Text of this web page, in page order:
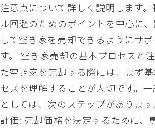
注意点について詳しく説明します
ル回避のためのポイントを中心に
して空き家を売却できるようにサ
す。 空き家売却の基本プロセスと
た空き家を売却する際には、まず
セスを理解することが大切です。
としては、次のステップがありま
評価: 売却価格を決定するために、